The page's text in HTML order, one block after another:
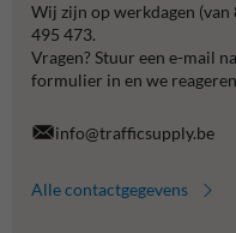
Wij zijn op werkdagen
495 473.
Vragen? Stuur een e-mail
formulier in en we
info@trafficsupply.be
Alle contactgegevens